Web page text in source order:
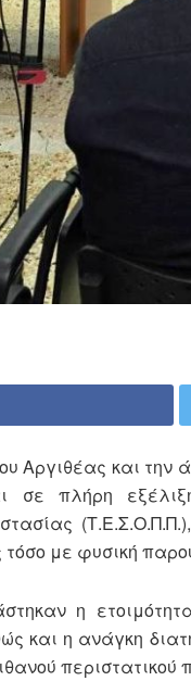
Αργιθέας και
σε πλήρη
με φυσική
η
και η ανάγκη
περιστατικού